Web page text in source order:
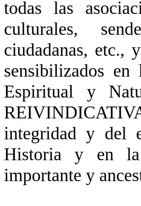
todas las
culturales,
ciudadanas, etc.,
sensibilizados
Espiritual y
integridad y del
Historia y en la
importante y